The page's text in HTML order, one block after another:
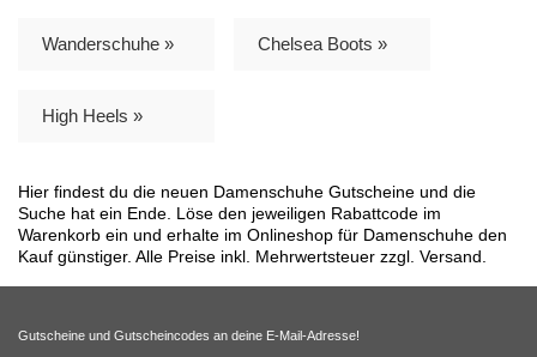
Wanderschuhe » Chelsea Boots »
High Heels »
Hier findest du die neuen Damenschuhe Gutscheine und die
Suche hat ein Ende. Löse den jeweiligen Rabattcode im
Warenkorb ein und erhalte im Onlineshop für Damenschuhe den
Kauf günstiger. Alle Preise inkl. Mehrwertsteuer zzgl. Versand.
Gutscheine und Gutscheincodes an deine E-Mail-Adresse!